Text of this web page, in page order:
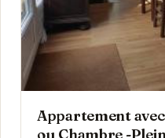
Appartement
ou Chambre -